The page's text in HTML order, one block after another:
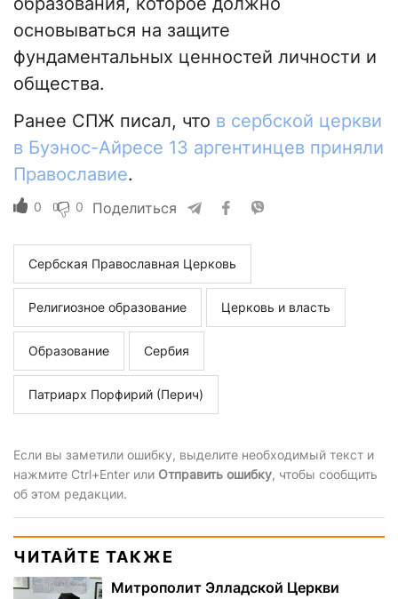
основываться на защите
фундаментальных ценностей личности и
общества.
Ранее СПЖ писал, что в сербской церкви
в Буэнос-Айресе 13 аргентинцев приняли
Православие.
0 0 Поделиться
Сербская Православная Церковь
Религиозное образование Церковь и власть
Образование Сербия
Патриарх Порфирий (Перич)
Если вы заметили ошибку, выделите необходимый текст и
нажмите Ctrl+Enter или Отправить ошибку, чтобы сообщить
об этом редакции.
ЧИТАЙТЕ ТАКЖЕ
Митрополит Элладской Церкви